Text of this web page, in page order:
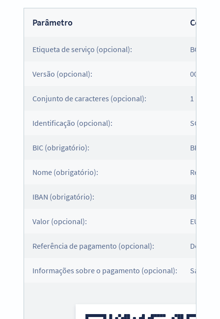
Parâmetro
Etiqueta de serviço (opcional): BCD
Versão (opcional): 001
Conjunto de caracteres (opcional): 1
Identificação (opcional): SCT
BIC (obrigatório):
Nome (obrigatório): Red
IBAN (obrigatório):
Valor (opcional): EUR1
Referência de pagamento (opcional):
Informações sobre o pagamento (opcional): Sample